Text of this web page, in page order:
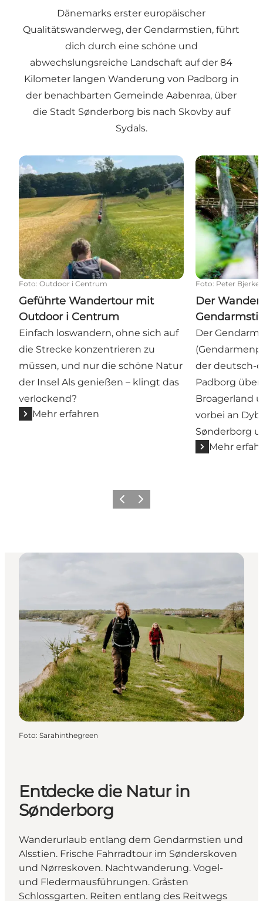
Dänemarks erster europäischer
Qualitätswanderweg, der Gendarmstien, führt
dich durch eine schöne und
abwechslungsreiche Landschaft auf der 84
Kilometer langen Wanderung von Padborg in
der benachbarten Gemeinde Aabenraa, über
die Stadt Sønderborg bis nach Skovby auf
Sydals.
Geführte Wandertour mit Outdoor i Centrum
Foto: Outdoor i Centrum
Geführte Wandertour mit
Outdoor i Centrum
Einfach loswandern, ohne sich auf
die Strecke konzentrieren zu
müssen, und nur die schöne Natur
der Insel Als genießen – klingt das
verlockend?
Mehr erfahren
Der
Foto: Peter Bjerke
Der
Der
der deutsch-
Padborg über
Broagerland
vorbei an
Sønderborg
Mehr
ZurückWeiter
Foto: Sarahinthegreen
Entdecke die Natur in
Sønderborg
Wanderurlaub entlang dem Gendarmstien und
Alsstien. Frische Fahrradtour im Sønderskoven
und Nørreskoven. Nachtwanderung. Vogel-
und Fledermausführungen. Gråsten
Schlossgarten. Reiten entlang des Reitwegs